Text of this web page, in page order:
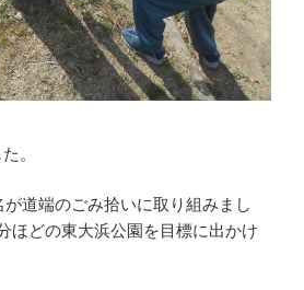
。
道端のごみ拾いに取り組みまし
ほどの東大浜公園を目標に出かけ